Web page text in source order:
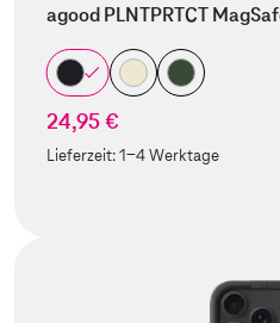
agood PLNTPRTCT
24,95 €
Lieferzeit:1-4 Werktage